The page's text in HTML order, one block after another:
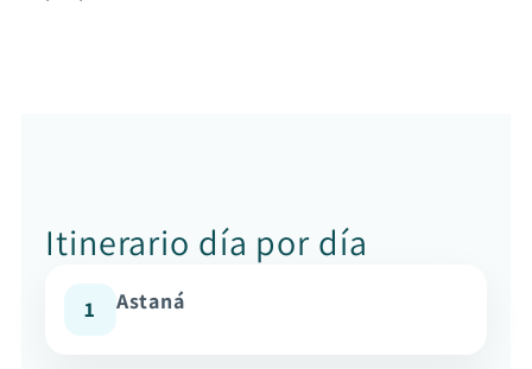
Itinerario día por día
1 Astaná